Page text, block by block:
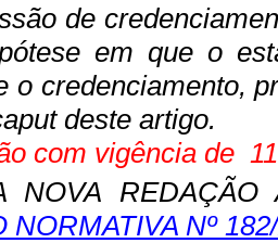
de
em que o
o credenciamento,
deste artigo.
com vigência de
NOVA
NORMATIVA Nº